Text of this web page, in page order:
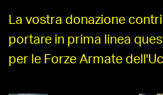
La vostra donazione
portare in prima linea
per le Forze Armate